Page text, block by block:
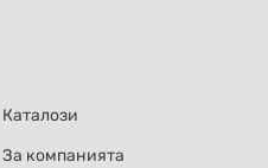
Каталози
За компанията